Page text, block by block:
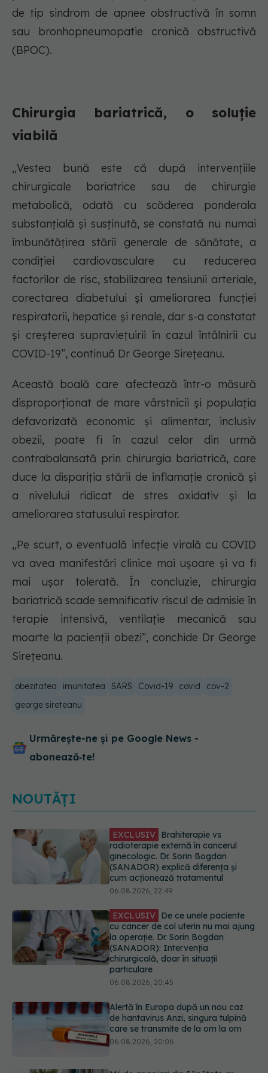
de tip sindrom de apnee obstructivă în somn
sau bronhopneumopatie cronică obstructivă
(BPOC).
Chirurgia bariatrică, o soluție
viabilă
„Vestea bună este că după intervențiile
chirurgicale bariatrice sau de chirurgie
metabolică, odată cu scăderea ponderala
substanțială și susținută, se constată nu numai
îmbunătățirea stării generale de sănătate, a
condiției cardiovasculare cu reducerea
factorilor de risc, stabilizarea tensiunii arteriale,
corectarea diabetului și ameliorarea funcției
respiratorii, hepatice și renale, dar s-a constatat
și creșterea supraviețuirii în cazul întâlnirii cu
COVID-19”, continuă Dr George Sirețeanu.
Această boală care afectează într-o măsură
disproporționat de mare vârstnicii și populația
defavorizată economic și alimentar, inclusiv
obezii, poate fi în cazul celor din urmă
contrabalansată prin chirurgia bariatrică, care
duce la dispariția stării de inflamație cronică și
a nivelului ridicat de stres oxidativ și la
ameliorarea statusului respirator.
„Pe scurt, o eventuală infecție virală cu COVID
va avea manifestări clinice mai ușoare și va fi
mai ușor tolerată. În concluzie, chirurgia
bariatrică scade semnificativ riscul de admisie în
terapie intensivă, ventilație mecanică sau
moarte la pacienții obezi”, conchide Dr George
Sirețeanu.
obezitatea imunitatea SARS Covid-19 covid
cov-2
george sireteanu
Urmărește-ne și pe Google News -
abonează‑te!
NOUTĂȚI
EXCLUSIV De ce unele paciente
cu cancer de col uterin nu mai ajung
la operație. Dr. Sorin Bogdan
(SANADOR): Intervenția
chirurgicală, doar în situații
particulare
06.08.2026, 20:45
Alertă în Europa după un nou caz
de hantavirus Anzi, singura tulpină
care se transmite de la om la om
06.08.2026, 20:06
putea primi salarii mai mari.
Sindicatele cer schimbarea legii
06.08.2026, 19:26